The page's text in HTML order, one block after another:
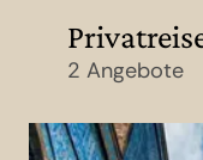
2 Angebote